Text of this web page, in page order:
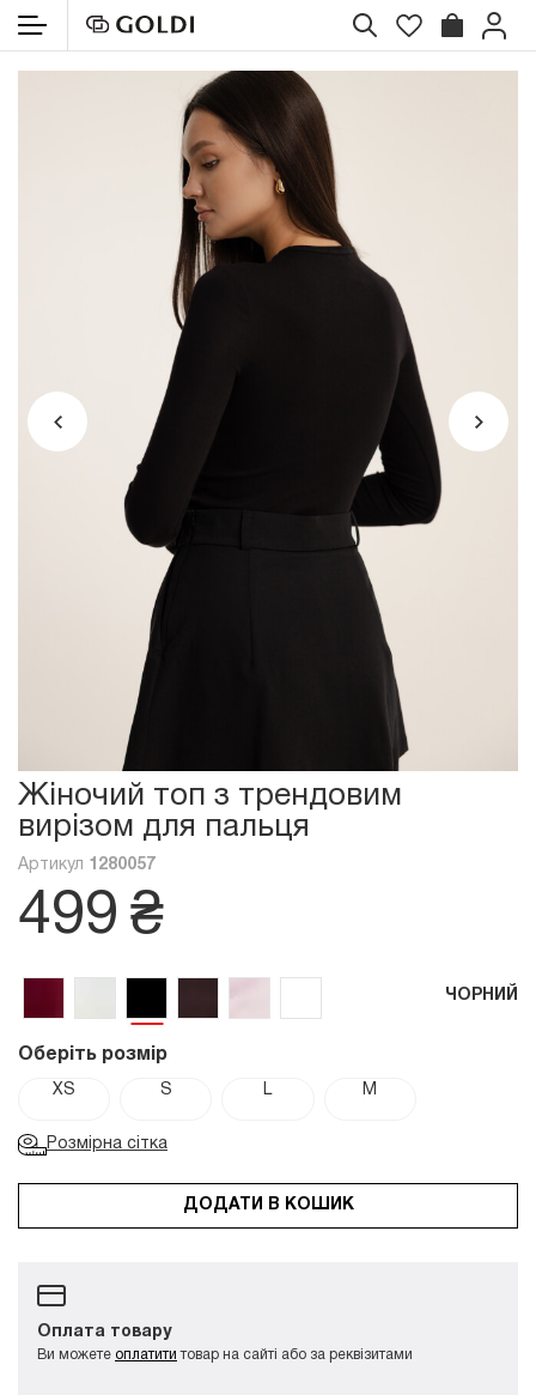
Жіночий топ з трендовим
вирізом для пальця
Артикул 1280057
499 ₴
ЧОРНИЙ
Оберіть розмір
XS S L M
Розмірна сітка
ДОДАТИ В КОШИК
Оплата товару
Ви можете оплатити товар на сайті або за реквізитами